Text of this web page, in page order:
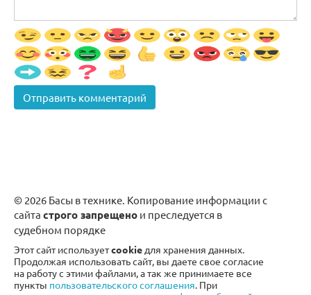
© 2026 Басы в технике. Копирование информации с
сайта строго запрещено и преследуется в
судебном порядке
Этот сайт используетcookie для хранения данных.
Продолжая использовать сайт, вы даете свое согласие
на работу с этими файлами, а так же принимаете все
пункты пользовательского соглашения. При